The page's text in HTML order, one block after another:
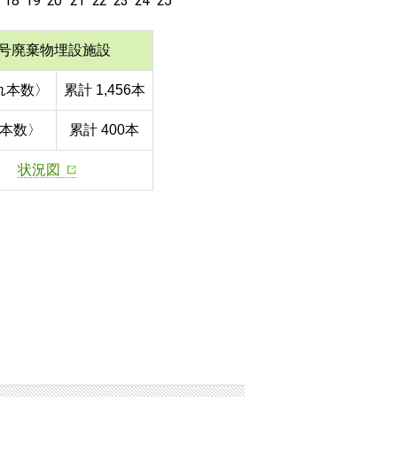
廃棄物埋設施設
数〉 累計 1,456本
数〉 累計 400本
状況図